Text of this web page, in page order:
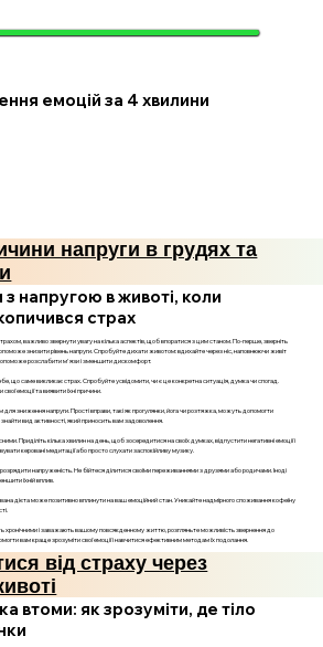
емоцій за 4 хвилини
напруги в грудях та
напругою в животі, коли
страх
важливо звернути увагу на кілька аспектів, щоб впоратися з цим станом. По-перше, зверніть
знизити рівень напруги. Спробуйте дихати животом: вдихайте через ніс, наповнюючи живіт
допоможе розслабити м'язи і зменшити дискомфорт.
що саме викликає страх. Спробуйте усвідомити, чи є це конкретна ситуація, думка чи спогад.
емоції та виявити їхні причини.
зниження напруги. Прості вправи, такі як прогулянки, йога чи розтяжка, можуть допомогти
вид активності, який приносить вам задоволення.
Приділіть кілька хвилин на день, щоб зосередитися на своїх думках, відпустити негативні емоції і
керовані медитації або просто слухати заспокійливу музику.
напруженість. Не бійтеся ділитися своїми переживаннями з друзями або родичами. Іноді
їхній вплив.
дієта може позитивно вплинути на ваш емоційний стан. Уникайте надмірного споживання кофеїну
хронічними і заважають вашому повсякденному життю, розгляньте можливість звернення до
вам краще зрозуміти свої емоції і навчитися ефективним методам їх подолання.
від страху через
втоми: як зрозуміти, де тіло